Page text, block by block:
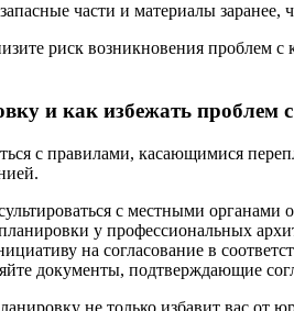
части и материалы
риск возникновения проблем
и как избежать проблем
с правилами, касающимися
с местными органами
у профессиональных
на согласование в
документы, подтверждающие
не только избавит вас